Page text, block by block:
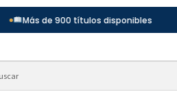
900 títulos disponibles |